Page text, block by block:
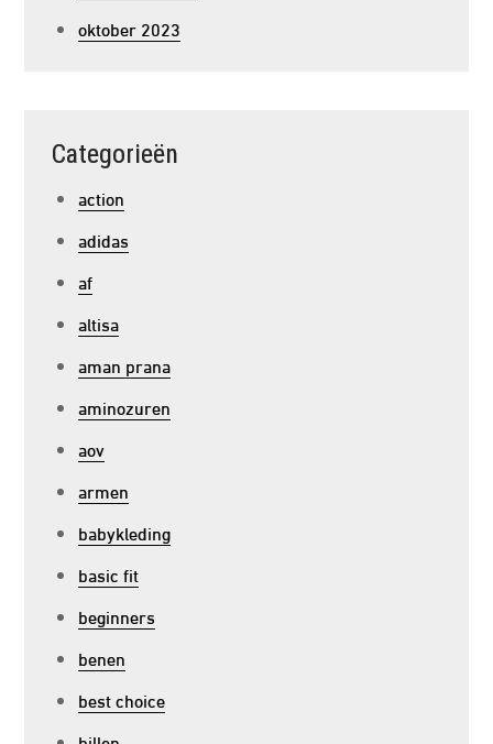
oktober 2023
Categorieën
action
adidas
af
altisa
aman prana
aminozuren
aov
armen
babykleding
basic fit
beginners
benen
best choice